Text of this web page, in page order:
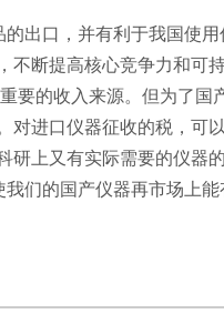
口，并有利于我国使用
断提高核心竞争力和可持
的收入来源。但为了国
进口仪器征收的税，可
上又有实际需要的仪器
们的国产仪器再市场上